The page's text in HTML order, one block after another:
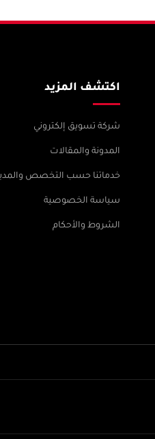
اكتشف المزيد
شركة تسويق إلكتروني
المدونة والمقالات
خدماتنا حسب التخصص
سياسة الخصوصية
الشروط والأحكام